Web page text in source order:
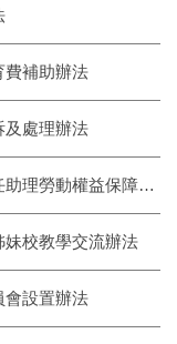
費補助辦法
及處理辦法
動權益保障處理辦法
妹校教學交流辦法
會設置辦法